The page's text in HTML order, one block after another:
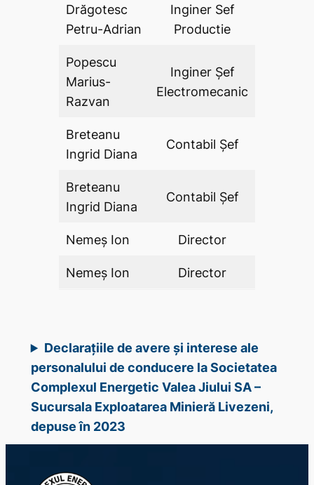
Drăgotesc
Petru-Adrian
Inginer Sef
Productie
Popescu
Marius-
Razvan
Inginer Şef
Electromecanic
Breteanu
Ingrid Diana
Contabil Șef
Breteanu
Ingrid Diana
Contabil Șef
Nemeș Ion Director
Nemeș Ion Director
Declarațiile de avere și interese ale
personalului de conducere la Societatea
Complexul Energetic Valea Jiului SA –
Sucursala Exploatarea Minieră Livezeni,
depuse în 2023